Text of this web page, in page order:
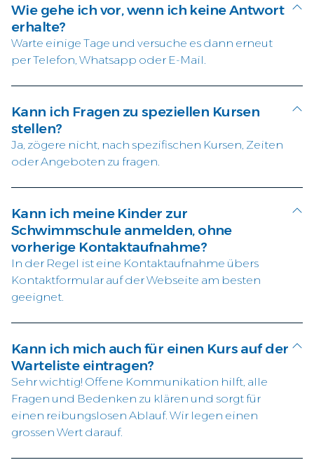
Wie gehe ich vor, wenn ich keine Antwort
erhalte?
Warte einige Tage und versuche es dann erneut
per Telefon, Whatsapp oder E-Mail.
Kann ich Fragen zu speziellen Kursen
stellen?
Ja, zögere nicht, nach spezifischen Kursen, Zeiten
oder Angeboten zu fragen.
Kann ich meine Kinder zur
Schwimmschule anmelden, ohne
vorherige Kontaktaufnahme?
In der Regel ist eine Kontaktaufnahme übers
Kontaktformular auf der Webseite am besten
geeignet.
Kann ich mich auch für einen Kurs auf der
Warteliste eintragen?
Sehr wichtig! Offene Kommunikation hilft, alle
Fragen und Bedenken zu klären und sorgt für
einen reibungslosen Ablauf. Wir legen einen
grossen Wert darauf.